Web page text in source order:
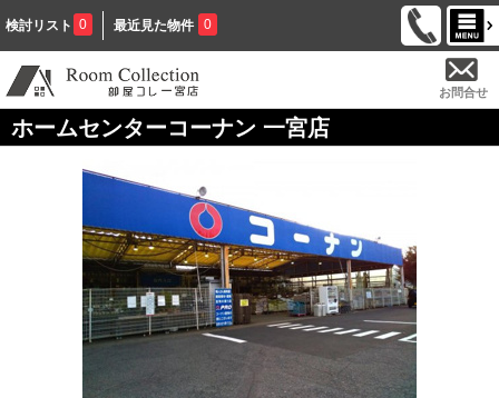
検討リスト 0 最近見た物件 0
お問合せ
ホームセンターコーナン 一宮店